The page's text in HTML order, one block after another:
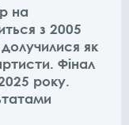
на
з 2005
як
Фінал
року.